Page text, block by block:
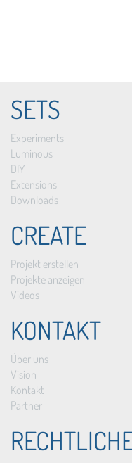
SETS
Experiments
Luminous
DIY
Extensions
Downloads
CREATE
Projekt erstellen
Projekte anzeigen
Videos
KONTAKT
Über uns
Vision
Kontakt
Partner